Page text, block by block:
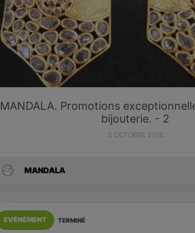
MANDALA. Promotions
bijouterie. - 2
5 OCTOBRE 2018
MANDALA
TERMINÉ
EVÉNÉMENT